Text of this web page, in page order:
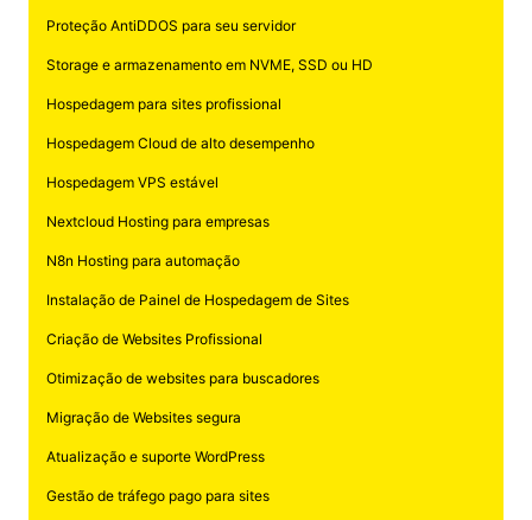
Proteção AntiDDOS para seu servidor
Storage e armazenamento em NVME, SSD ou HD
Hospedagem para sites profissional
Hospedagem Cloud de alto desempenho
Hospedagem VPS estável
Nextcloud Hosting para empresas
N8n Hosting para automação
Instalação de Painel de Hospedagem de Sites
Criação de Websites Profissional
Otimização de websites para buscadores
Migração de Websites segura
Atualização e suporte WordPress
Gestão de tráfego pago para sites